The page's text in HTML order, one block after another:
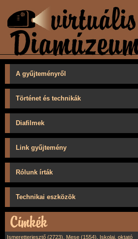
A gyűjteményről
Történet és technikák
Diafilmek
Link gyűjtemény
Rólunk írták
Technikai eszközök
Ismeretterjesztő (2723), Mese (1554), Iskolai, oktató